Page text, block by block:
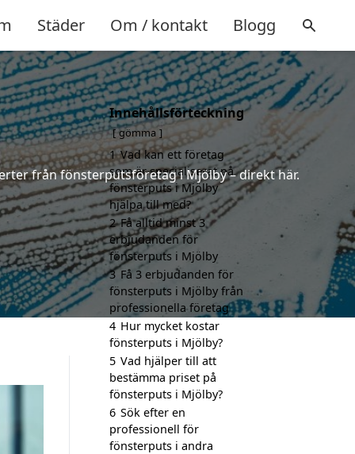
Städer Om / kontakt Blogg
från fönsterputsföretag i Mjölby – direkt här.
Innehållsförteckning
gömma
1 Vad kan ett företag
som är specialiserat på
fönsterputs i Mjölby
hjälpa till med?
2 Få alltid minst 3
erbjudanden för
fönsterputs i Mjölby
3 Få 3 erbjudanden för
fönsterputs i Mjölby från
professionella företag
4 Hur mycket kostar
fönsterputs i Mjölby?
5 Vad hjälper till att
bestämma priset på
fönsterputs i Mjölby?
6 Sök efter en
professionell för
fönsterputs i andra